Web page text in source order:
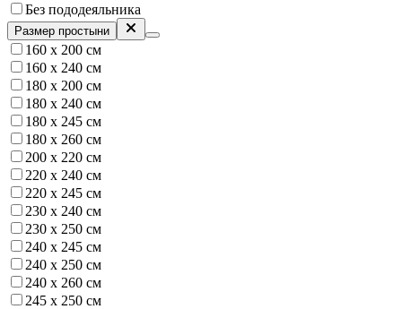
Без пододеяльника
Размер простыни
160 х 200 см
160 х 240 см
180 х 200 см
180 х 240 см
180 x 245 см
180 х 260 см
200 х 220 см
220 х 240 см
220 х 245 см
230 х 240 см
230 х 250 см
240 x 245 см
240 х 250 см
240 х 260 см
245 x 250 см